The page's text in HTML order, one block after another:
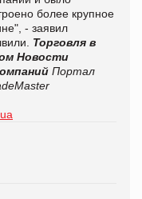
более крупное
- заявил
Торговля в
Новости
Портал